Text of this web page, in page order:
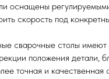
оснащены
скорость под
сварочные столы
положения детали,
точная и качественная